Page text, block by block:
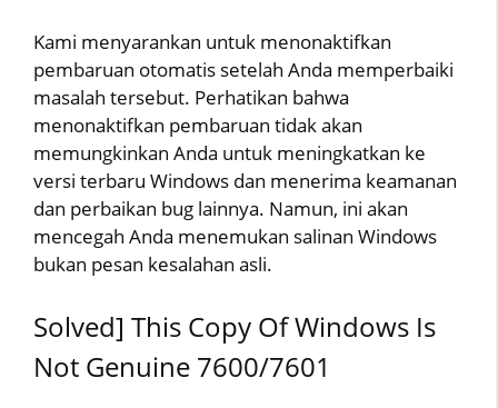
Kami menyarankan untuk menonaktifkan
pembaruan otomatis setelah Anda memperbaiki
masalah tersebut. Perhatikan bahwa
menonaktifkan pembaruan tidak akan
memungkinkan Anda untuk meningkatkan ke
versi terbaru Windows dan menerima keamanan
dan perbaikan bug lainnya. Namun, ini akan
mencegah Anda menemukan salinan Windows
bukan pesan kesalahan asli.
Solved] This Copy Of Windows Is
Not Genuine 7600/7601